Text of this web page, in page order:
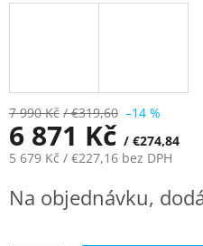
7 990 Kč / €319,60 –14 %
6 871 Kč / €274,84
5 679 Kč / €227,16 bez DPH
cena:
Na objednávku,